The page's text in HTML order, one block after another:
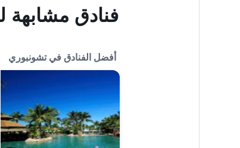
فنادق مشابهة
أفضل الفنادق في تشونبوري